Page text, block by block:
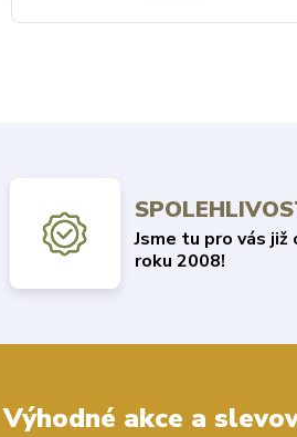
Jsme tu pro vás již
roku 2008!
Výhodné akce a